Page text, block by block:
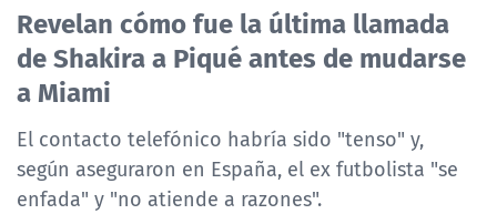
CASTING MASTERCHEF CHILE
CASTING TVN VERTICAL
TVN VERTICAL
TVN PLAY
Revelan cómo fue la última llamada
de Shakira a Piqué antes de mudarse
a Miami
El contacto telefónico habría sido "tenso" y,
según aseguraron en España, el ex futbolista "se
enfada" y "no atiende a razones".